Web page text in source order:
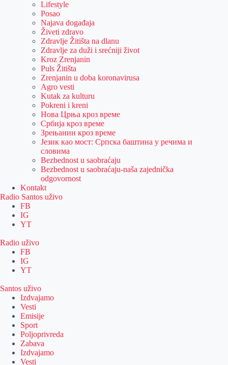
Lifestyle
Posao
Najava događaja
Živeti zdravo
Zdravlje Žitišta na dlanu
Zdravlje za duži i srećniji život
Kroz Zrenjanin
Puls Žitišta
Zrenjanin u doba koronavirusa
Agro vesti
Kutak za kulturu
Pokreni i kreni
Нова Црња кроз време
Србија кроз време
Зрењанин кроз време
Језик као мост: Српска баштина у речима и
словима
Bezbednost u saobraćaju
Bezbednost u saobraćaju-naša zajednička
odgovornost
Kontakt
Radio Santos uživo
FB
IG
YT
Radio uživo
FB
IG
YT
Santos uživo
Izdvajamo
Vesti
Emisije
Sport
Poljoprivreda
Zabava
Izdvajamo
Vesti